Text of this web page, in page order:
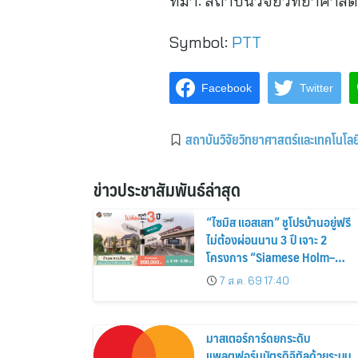
Symbol: PTT
Facebook Twitter
สถาบันวิจัยวิทยาศาสตร์และเทคโนโ
ข่าวประชาสัมพันธ์ล่าสุด
“ไซมิส แอสเสท” ชูโปรบ้านอยู่ฟรี
ไม่ต้องผ่อนนาน 3 ปี เจาะ 2
โครงการ “Siamese Holm–
Siamese Blossom” พร้อม
ส่วนลดและสิทธิพิเศษถึง 31
7 ส.ค. 69 17:40
มาสเตอร์การ์ดยกระดับ